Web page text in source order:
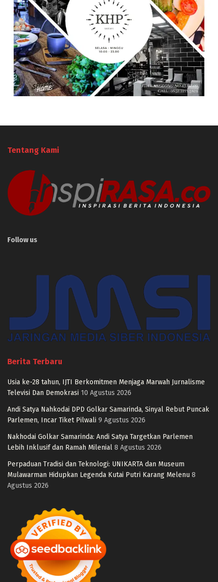
Tentang Kami
Follow us
Berita Terbaru
Usia ke-28 tahun, IJTI Berkomitmen Menjaga Marwah Jurnalisme
Televisi Dan Demokrasi 10 Agustus 2026
Andi Satya Nahkodai DPD Golkar Samarinda, Sinyal Rebut Puncak
Parlemen, Incar Tiket Pilwali 9 Agustus 2026
Nakhodai Golkar Samarinda: Andi Satya Targetkan Parlemen
Lebih Inklusif dan Ramah Milenial 8 Agustus 2026
Perpaduan Tradisi dan Teknologi: UNIKARTA dan Museum
Mulawarman Hidupkan Legenda Kutai Putri Karang Melenu 8
Agustus 2026